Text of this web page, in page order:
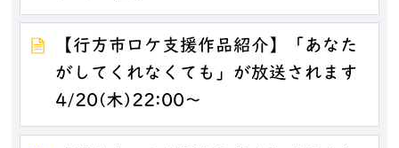
【行方市ロケ支援作品紹介】「あなた
がしてくれなくても」が放送されます
4/20(木)22:00～